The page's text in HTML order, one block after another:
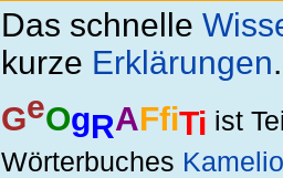
Das schnelle
kurze Erklärungen.
GeOgRAFfiTi ist
Wörterbuches